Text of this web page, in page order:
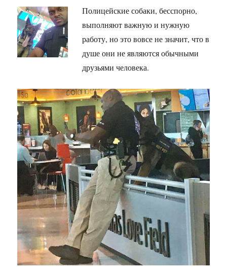
Полицейские собаки, бесспорно,
выполняют важную и нужную
работу, но это вовсе не значит, что в
душе они не являются обычными
друзьями человека.